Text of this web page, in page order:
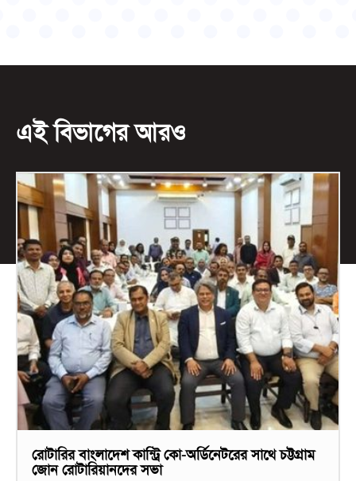
এই বিভাগের আরও
রোটারির বাংলাদেশ কান্ট্রি কো-অর্ডিনেটরের সাথে চট্টগ্রাম
জোন রোটারিয়ানদের সভা